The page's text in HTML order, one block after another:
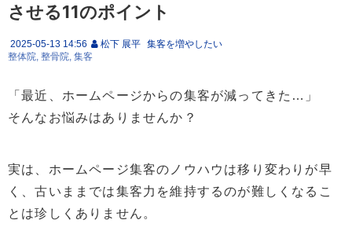
させる11のポイント
2025-05-13 14:56 松下 展平 集客を増やしたい
整体院 整骨院 集客
「最近、ホームページからの集客が減ってきた…」
そんなお悩みはありませんか？
実は、ホームページ集客のノウハウは移り変わりが早
く、古いままでは集客力を維持するのが難しくなるこ
とは珍しくありません。